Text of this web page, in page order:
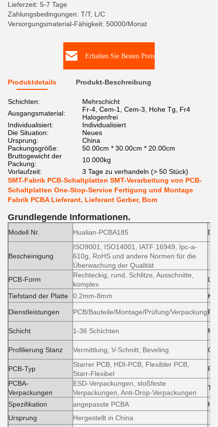
Lieferzeit: 5-7 Tage
Zahlungsbedingungen: T/T, L/C
Versorgungsmaterial-Fähigkeit: 50000/Monat
Erhalten Sie Besten Preis
Produktdetails Produkt-Beschreibung
Schichten:
Mehrschicht
Ausgangsmaterial:
Fr-4, Cem-1, Cem-3, Hohe Tg, Fr4
Halogenfrei
Individualisiert:
Individualisiert
Die Situation:
Neues
Ursprung:
China
Packungsgröße:
50.00cm * 30.00cm * 20.00cm
Bruttogewicht der
Packung:
10.000kg
Vorlaufzeit:
3 Tage zu verhandeln (> 50 Stück)
SMT-Fabrik PCB-Schaltplatten SMT-Verarbeitung von PCB-
Schaltplatten One-Stop-Service Fertigung und Montage
Fabrik PCBA Lieferant, Lieferant Gerber, Bom
Grundlegende Informationen.
Modell Nr. Hualian-PCBA185
Bescheinigung
ISO9001, ISO14001, IATF 16949, Ipc-a-
610g, RoHS und andere Normen für die
Überwachung der Qualität
PCB-Form
Rechteckig, rund, Schlitze, Ausschnitte,
komplex
Tiefstand der Platte 0.2mm-8mm
Dienstleistungen PCB/Bauteile/Montage/Prüfung/Verpackung
Schicht 1-36 Schichten
Profilierung Stanz Vermittlung, V-Schnitt, Beveling
PCB-Typ
Starrer PCB, HDI-PCB, Flexibler PCB,
Starr-Flexibel
PCBA-
Verpackungen
ESD-Verpackungen, stoßfeste
Verpackungen, Anti-Drop-Verpackungen
Spezifikation angepasste PCBA
Ursprung
Hergestellt in China